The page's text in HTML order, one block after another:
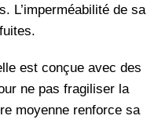
L’imperméabilité de sa
est conçue avec des
ne pas fragiliser la
moyenne renforce sa